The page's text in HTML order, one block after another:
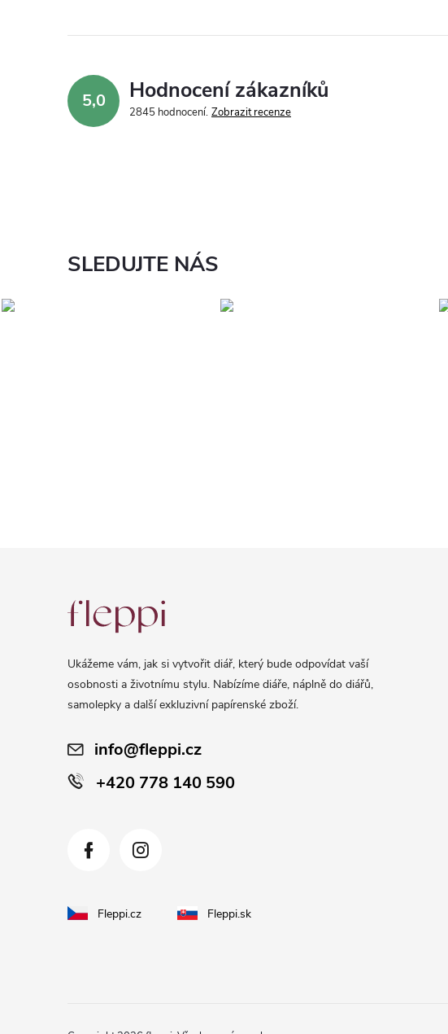
5,0 Hodnocení zákazníků
2845 hodnocení Zobrazit recenze
SLEDUJTE NÁS
Ukážeme vám, jak si vytvořit diář, který bude odpovídat vaší
osobnosti a životnímu stylu. Nabízíme diáře, náplně do diářů,
samolepky a další exkluzivní papírenské zboží.
info@fleppi.cz
+420 778 140 590
Fleppi.cz Fleppi.sk